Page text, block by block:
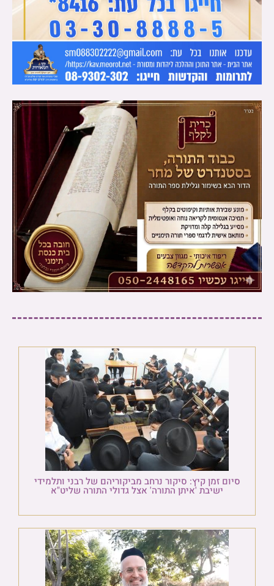
סיום זמן קיץ: סיקור נרחב מביקוריהם של רבני ותלמידי
ישיבת 'איתן התורה' אצל גדולי התורה שליט"א